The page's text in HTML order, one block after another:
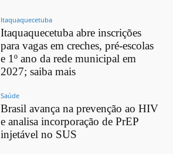
Itaquaquecetuba
Itaquaquecetuba abre inscrições
para vagas em creches, pré-escolas
e 1º ano da rede municipal em
2027; saiba mais
Saúde
Brasil avança na prevenção ao HIV
e analisa incorporação de PrEP
injetável no SUS